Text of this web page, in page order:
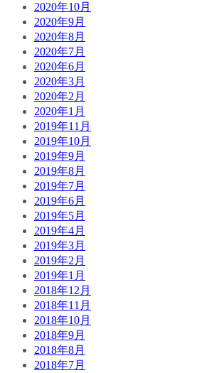
2020年10月
2020年9月
2020年8月
2020年7月
2020年6月
2020年3月
2020年2月
2020年1月
2019年11月
2019年10月
2019年9月
2019年8月
2019年7月
2019年6月
2019年5月
2019年4月
2019年3月
2019年2月
2019年1月
2018年12月
2018年11月
2018年10月
2018年9月
2018年8月
2018年7月